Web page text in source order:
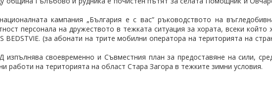
кампания „България е с вас” ръководството на
персонала на дружеството в тежката ситуация за хората, всеки който
BEDSTVIE. (за абонати на трите мобилни оператора на територията на
изпълнява своевременно и Съвместния план за предоставяне на сили,
работи на територията на област Стара Загора в тежките зимни условия.